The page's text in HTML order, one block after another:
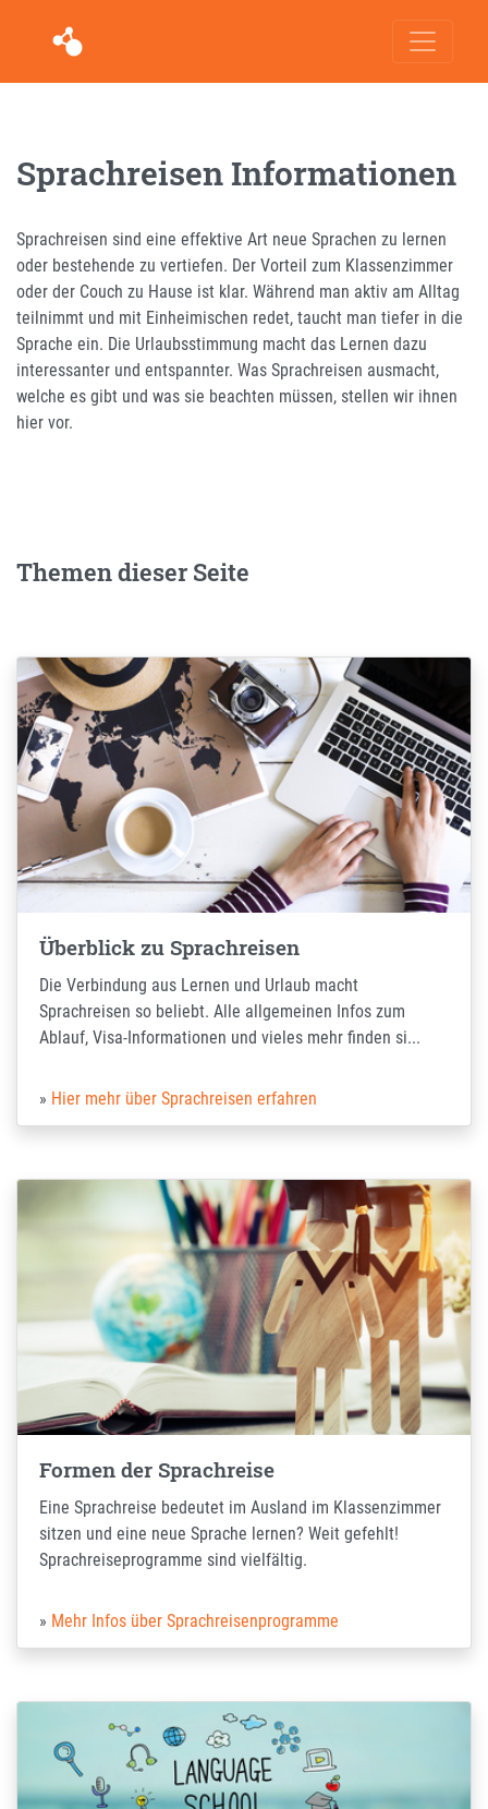
Sprachreisen Informationen
Sprachreisen sind eine effektive Art neue Sprachen zu lernen
oder bestehende zu vertiefen. Der Vorteil zum Klassenzimmer
oder der Couch zu Hause ist klar. Während man aktiv am Alltag
teilnimmt und mit Einheimischen redet, taucht man tiefer in die
Sprache ein. Die Urlaubsstimmung macht das Lernen dazu
interessanter und entspannter. Was Sprachreisen ausmacht,
welche es gibt und was sie beachten müssen, stellen wir ihnen
hier vor.
Themen dieser Seite
Überblick zu Sprachreisen
Die Verbindung aus Lernen und Urlaub macht
Sprachreisen so beliebt. Alle allgemeinen Infos zum
Ablauf, Visa-Informationen und vieles mehr finden si...
Hier mehr über Sprachreisen erfahren
Formen der Sprachreise
Eine Sprachreise bedeutet im Ausland im Klassenzimmer
sitzen und eine neue Sprache lernen? Weit gefehlt!
Sprachreiseprogramme sind vielfältig.
Mehr Infos über Sprachreisenprogramme